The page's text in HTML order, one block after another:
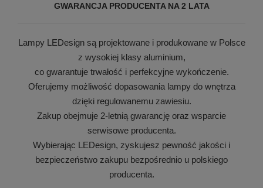
GWARANCJA PRODUCENTA NA 2 LATA
Lampy LEDesign są projektowane i produkowane w Polsce
z wysokiej klasy aluminium,
co gwarantuje trwałość i perfekcyjne wykończenie.
Oferujemy możliwość dopasowania lampy do wnętrza
dzięki regulowanemu zawiesiu.
Zakup obejmuje 2-letnią gwarancję oraz wsparcie
serwisowe producenta.
Wybierając LEDesign, zyskujesz pewność jakości i
bezpieczeństwo zakupu bezpośrednio u polskiego
producenta.